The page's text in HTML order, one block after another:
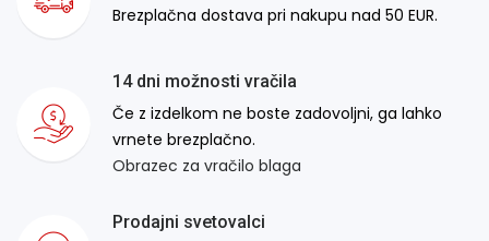
Brezplačna dostava pri nakupu nad 50 EUR.
14 dni možnosti vračila
Če z izdelkom ne boste zadovoljni, ga lahko
vrnete brezplačno.
Obrazec za vračilo blaga
Prodajni svetovalci